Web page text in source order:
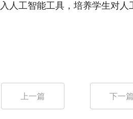
人工智能工具，培养学生对人
上一篇 下一篇